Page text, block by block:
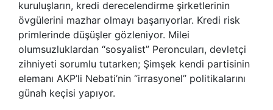
kuruluşların, kredi derecelendirme şirketlerinin
övgülerini mazhar olmayı başarıyorlar. Kredi risk
primlerinde düşüşler gözleniyor. Milei
olumsuzluklardan “sosyalist” Peroncuları, devletçi
zihniyeti sorumlu tutarken; Şimşek kendi partisinin
elemanı AKP’li Nebati’nin “irrasyonel” politikalarını
günah keçisi yapıyor.